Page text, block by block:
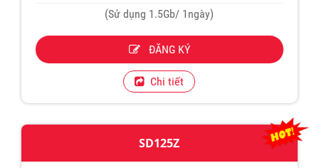
(Sử dụng 1.5Gb/ 1ngày)
ĐĂNG KÝ
Chi tiết
SD125Z